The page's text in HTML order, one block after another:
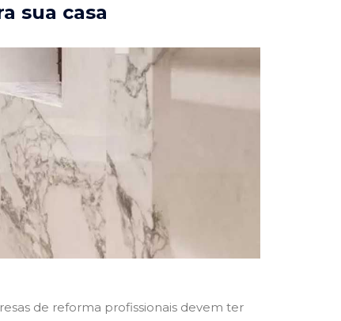
sua casa
de reforma profissionais devem ter